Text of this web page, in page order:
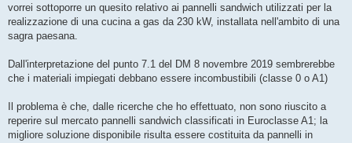
g
i
o
vorrei sottoporre un quesito relativo ai pannelli sandwich utilizzati per la
realizzazione di una cucina a gas da 230 kW, installata nell'ambito di una
sagra paesana.
Dall'interpretazione del punto 7.1 del DM 8 novembre 2019 sembrerebbe
che i materiali impiegati debbano essere incombustibili (classe 0 o A1)
Il problema è che, dalle ricerche che ho effettuato, non sono riuscito a
reperire sul mercato pannelli sandwich classificati in Euroclasse A1; la
migliore soluzione disponibile risulta essere costituita da pannelli in